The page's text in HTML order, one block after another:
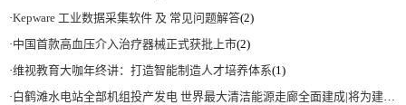
·Kepware 工业数据采集软件 及 常见问题解答(2)
·中国首款高血压介入治疗器械正式获批上市(2)
·维视教育大咖年终讲：打造智能制造人才培养体系(1)
·白鹤滩水电站全部机组投产发电 世界最大清洁能源走廊全面建成|将为建设新型能源体系、保障国家能源安全、实现“双碳”目标提供有力支撑